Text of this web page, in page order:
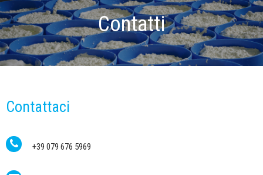
Contatti
Contattaci
+39 079 676 5969